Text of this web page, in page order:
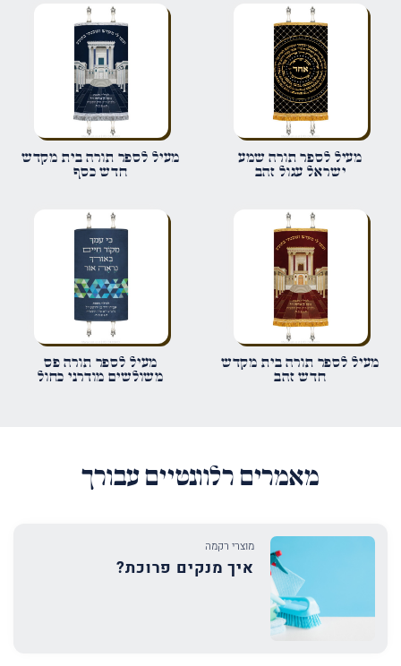
הביקורת שלך*
שם*
שמור בדפדפן זה את השם, האימייל והאתר שלי לפעם הבאה שאגיב.
מעיל לספר תורה שמע
ישראל עגול זהב
מעיל לספר תורה בית מקדש
חדש כסף
מעיל לספר תורה בית מקדש
חדש זהב
מעיל לספר תורה פס
משולשים מודרני כחול
מאמרים רלוונטיים עבורך
מוצרי רקמה
איך מנקים פרוכת?